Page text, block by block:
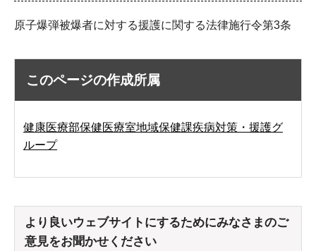
原子爆弾被爆者に対する援護に関する法律施行令第3条
このページの作成所属
健康医療部保健医療室地域保健課疾病対策・援護グ
ループ
より良いウェブサイトにするためにみなさまのご
意見をお聞かせください